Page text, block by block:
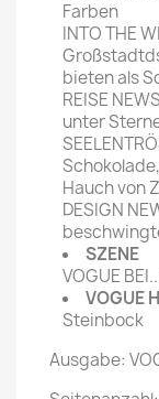
Farben
INTO THE
bieten als
REISE
unter
Hauch von
DESIGN
SZENE
VOGUE
VOGUE
Steinbock
Ausgabe: